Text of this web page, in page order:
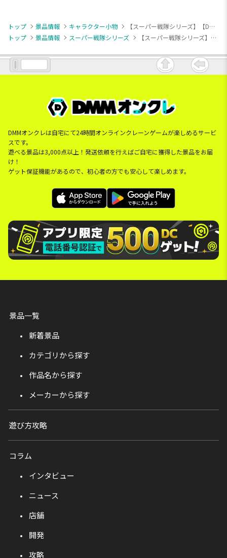
トップ 景品情報 キャラクター小物
【スーパー戦隊シリーズ】【Dゴジュウイーグル】ナンバーワン戦隊ゴジュウジャー ぬいぐるみちゃーむ
トップ
景品情報 スーパー戦隊シリーズ 【スーパー戦隊シリーズ】【Dゴジュウイーグル】ナンバーワン戦隊ゴジュウジャー ぬいぐるみちゃーむ
DMMオンクレは自宅にて24時間オンラインクレーンゲームが楽しめるサービ
スです。
遊べる景品は3,000点以上！発送依頼を行えばご自宅に獲得した景品をお届
け！
ゲット保証機能があるので、初心者の方でも安心して楽しめます。
景品一覧
新着景品
カテゴリから探す
作品名から探す
メーカーから探す
遊び方攻略
コラム
インタビュー
ニュース
店舗
開発
攻略